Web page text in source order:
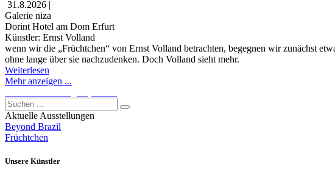
31.8.2026 |
Galerie niza
Dorint Hotel am Dom Erfurt
Künstler: Ernst Volland
wenn wir die „Früchtchen“ von Ernst Volland betrachten, begegnen wir zunächst
ohne lange über sie nachzudenken. Doch Volland sieht mehr.
Weiterlesen
Mehr anzeigen ...
Aktuelle Ausstellungen
Beyond Brazil
Früchtchen
Unsere Künstler